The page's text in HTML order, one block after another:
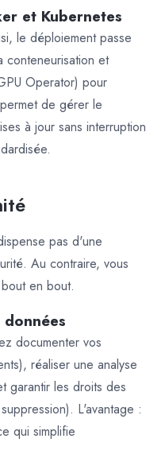
et Kubernetes
le déploiement passe
conteneurisation et
Operator) pour
de gérer le
à jour sans interruption
pas d'une
Au contraire, vous
en bout.
documenter vos
réaliser une analyse
garantir les droits des
L'avantage :
qui simplifie